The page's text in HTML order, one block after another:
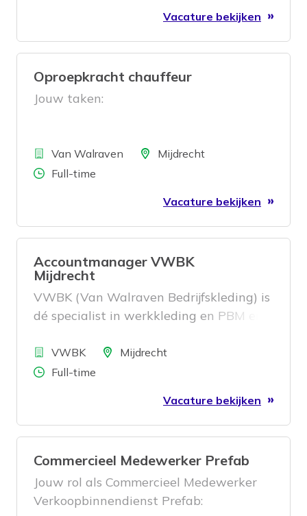
Vacature bekijken
Oproepkracht chauffeur
Jouw taken:
BedrijfVan Walraven LocatieMijdrecht
Aantal uren
Full-time
Vacature bekijken
Accountmanager VWBK
Mijdrecht
VWBK (Van Walraven Bedrijfskleding) is
dé specialist in werkkleding en PBM en
Vanuit onze vestiging in Mijdrecht
werken we dagelijks aan veilige en
klanten door heel Nederland. En daar
hebben we jou voor nodig!
BedrijfVWBKLocatieMijdrecht
Aantal uren
Full-time
Vacature bekijken
Commercieel Medewerker Prefab
Jouw rol als Commercieel Medewerker
Verkoopbinnendienst Prefab: